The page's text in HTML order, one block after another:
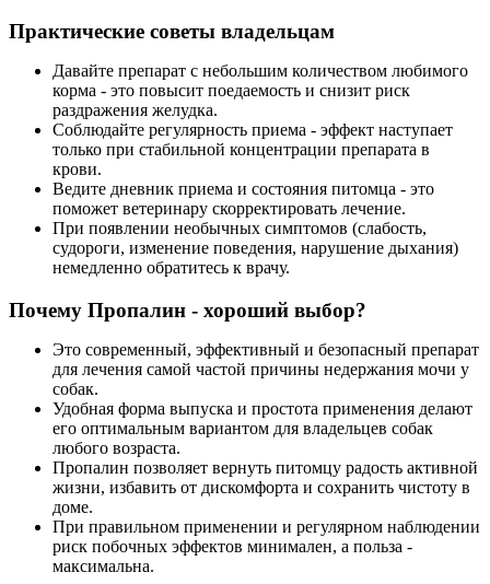
Практические советы владельцам
Давайте препарат с небольшим количеством любимого
корма - это повысит поедаемость и снизит риск
раздражения желудка.
Соблюдайте регулярность приема - эффект наступает
только при стабильной концентрации препарата в
крови.
Ведите дневник приема и состояния питомца - это
поможет ветеринару скорректировать лечение.
При появлении необычных симптомов (слабость,
судороги, изменение поведения, нарушение дыхания)
немедленно обратитесь к врачу.
Почему Пропалин - хороший выбор?
Это современный, эффективный и безопасный препарат
для лечения самой частой причины недержания мочи у
собак.
Удобная форма выпуска и простота применения делают
его оптимальным вариантом для владельцев собак
любого возраста.
Пропалин позволяет вернуть питомцу радость активной
жизни, избавить от дискомфорта и сохранить чистоту в
доме.
При правильном применении и регулярном наблюдении
риск побочных эффектов минимален, а польза -
максимальна.